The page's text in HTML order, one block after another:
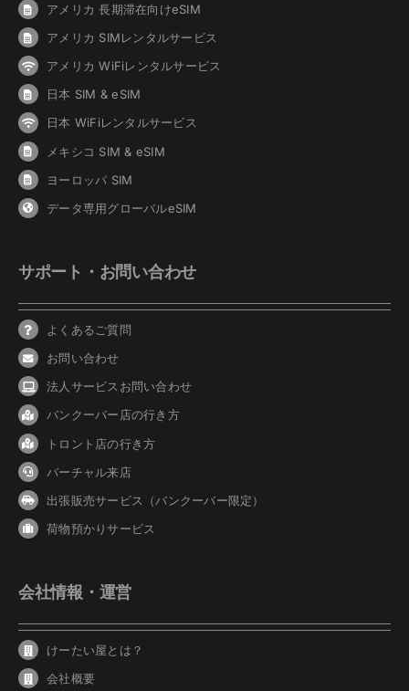
アメリカ 長期滞在向けeSIM
アメリカ SIMレンタルサービス
アメリカ WiFiレンタルサービス
日本 SIM & eSIM
日本 WiFiレンタルサービス
メキシコ SIM & eSIM
ヨーロッパ SIM
データ専用グローバルeSIM
サポート・お問い合わせ
よくあるご質問
お問い合わせ
法人サービスお問い合わせ
バンクーバー店の行き方
トロント店の行き方
バーチャル来店
出張販売サービス（バンクーバー限定）
荷物預かりサービス
会社情報・運営
けーたい屋とは？
会社概要